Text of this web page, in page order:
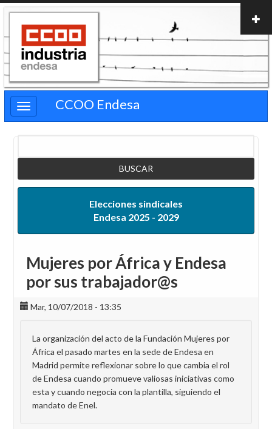
Pasar
contenido
principal
CCOO Endesa
Elecciones sindicales
Endesa 2025 - 2029
Mujeres por África y Endesa
por sus trabajador@s
Mar, 10/07/2018 - 13:35
La organización del acto de la Fundación Mujeres por
África el pasado martes en la sede de Endesa en
Madrid permite reflexionar sobre lo que cambia el rol
de Endesa cuando promueve valiosas iniciativas como
esta y cuando negocia con la plantilla, siguiendo el
mandato de Enel.